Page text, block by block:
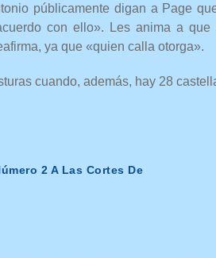
públicamente digan a Page
con ello». Les anima a
ya que «quien calla otorga».
cuando, además, hay 28
2 A Las Cortes De